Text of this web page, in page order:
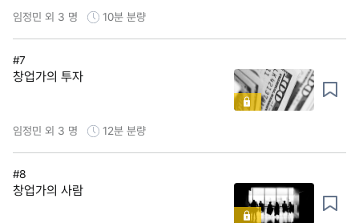
임정민 외 3 명 10분 분량
#7
창업가의 투자
임정민 외 3 명 12분 분량
#8
창업가의 사람